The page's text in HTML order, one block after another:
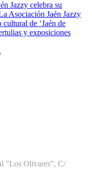
Jazzy celebra su
Asociación Jaén Jazzy
de ‘Jaén de
y exposiciones
"Los Olivares", C/